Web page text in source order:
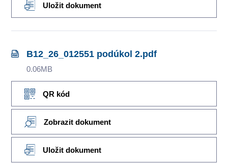
Uložit dokument
B12_26_012551 podúkol 2.pdf
0.06MB
QR kód
Zobrazit dokument
Uložit dokument